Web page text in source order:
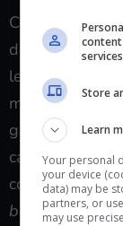
Con l’arrivo
dello spazio
leggermente
melodie in
giocatore ma
capacità di
commistione
background
content
Store
Learn
Your personal
your device
data) may be
partners, or
may use